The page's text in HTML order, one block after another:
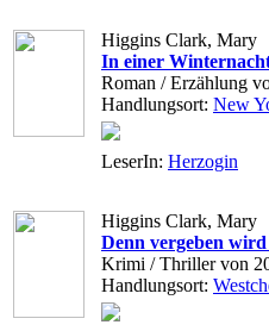
Higgins Clark, Mary
In einer
Roman / Erzählung
Handlungsort: New
LeserIn: Herzogin
Higgins Clark, Mary
Denn vergeben
Krimi / Thriller von
Handlungsort: